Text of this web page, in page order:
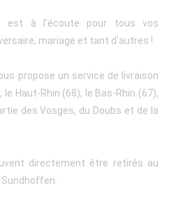
est à l’écoute pour tous vos
mariage et tant d’autres !
propose un service de livraison
Haut-Rhin (68), le Bas-Rhin (67),
des Vosges, du Doubs et de la
directement être retirés au